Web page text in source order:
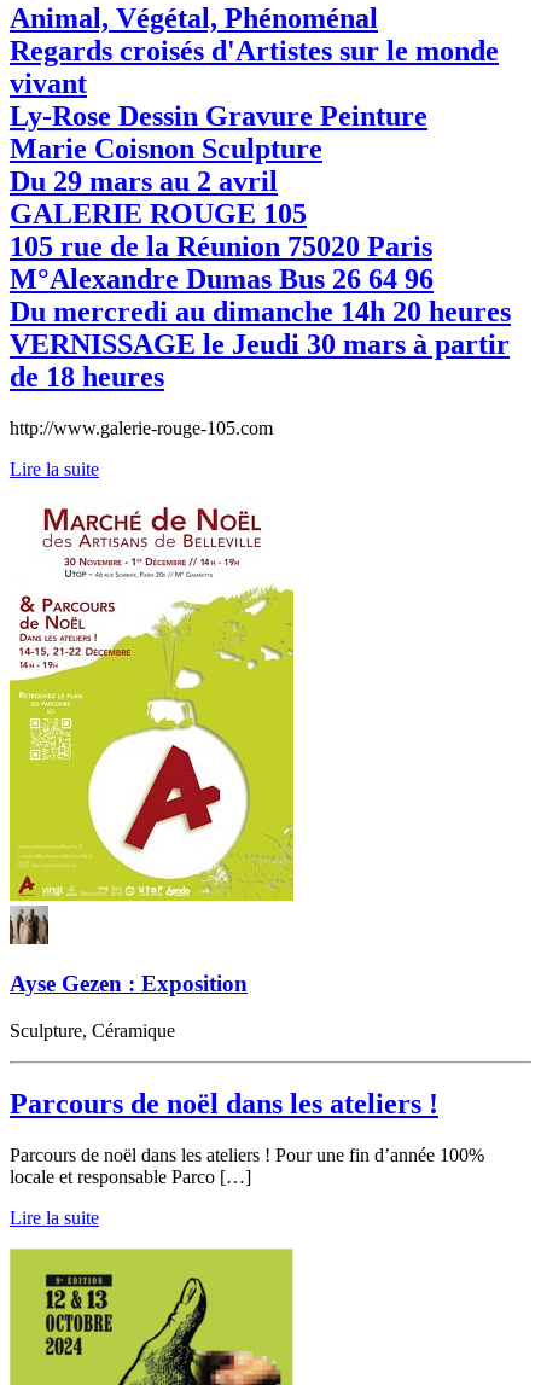
Animal, Végétal, Phénoménal
Regards croisés d'Artistes sur le monde
vivant
Ly-Rose Dessin Gravure Peinture
Marie Coisnon Sculpture
Du 29 mars au 2 avril
GALERIE ROUGE 105
105 rue de la Réunion 75020 Paris
M°Alexandre Dumas Bus 26 64 96
Du mercredi au dimanche 14h 20 heures
VERNISSAGE le Jeudi 30 mars à partir
de 18 heures
http://www.galerie-rouge-105.com
Lire la suite
Ayse Gezen : Exposition
Sculpture, Céramique
Parcours de noël dans les ateliers !
Parcours de noël dans les ateliers ! Pour une fin d’année 100%
locale et responsable Parco […]
Lire la suite